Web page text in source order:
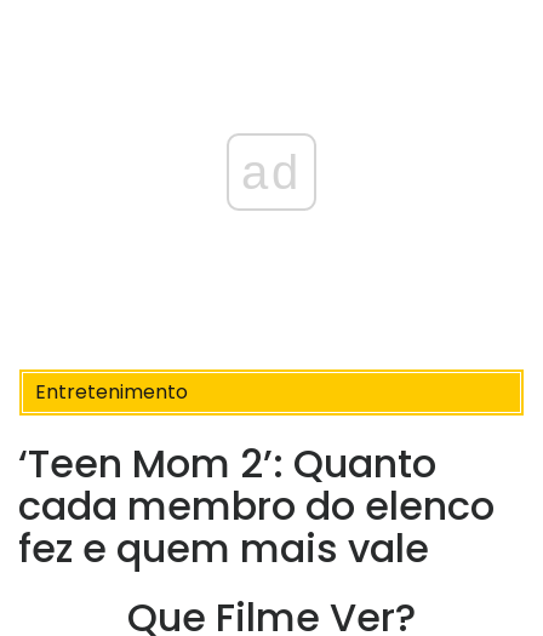
ad
Entretenimento
‘Teen Mom 2’: Quanto
cada membro do elenco
fez e quem mais vale
Que Filme Ver?